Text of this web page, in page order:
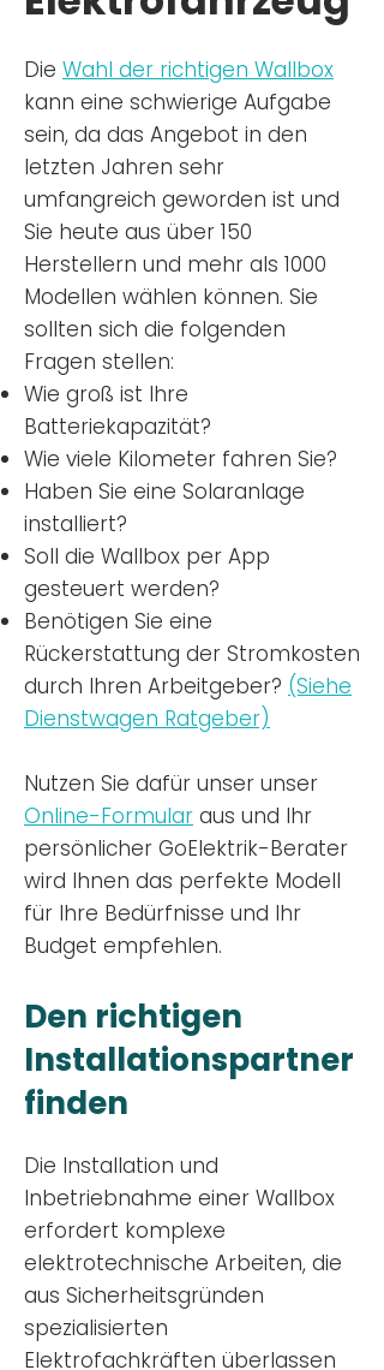
Die Wahl der richtigen Wallbox
kann eine schwierige Aufgabe
sein, da das Angebot in den
letzten Jahren sehr
umfangreich geworden ist und
Sie heute aus über 150
Herstellern und mehr als 1000
Modellen wählen können. Sie
sollten sich die folgenden
Fragen stellen:
Wie groß ist Ihre
Batteriekapazität?
Wie viele Kilometer fahren Sie?
Haben Sie eine Solaranlage
installiert?
Soll die Wallbox per App
gesteuert werden?
Benötigen Sie eine
Rückerstattung der Stromkosten
durch Ihren Arbeitgeber? (Siehe
Dienstwagen Ratgeber)
Nutzen Sie dafür unser unser
Online-Formular aus und Ihr
persönlicher GoElektrik-Berater
wird Ihnen das perfekte Modell
für Ihre Bedürfnisse und Ihr
Budget empfehlen.
Den richtigen
Installationspartner
finden
Die Installation und
Inbetriebnahme einer Wallbox
erfordert komplexe
elektrotechnische Arbeiten, die
aus Sicherheitsgründen
spezialisierten
Elektrofachkräften überlassen